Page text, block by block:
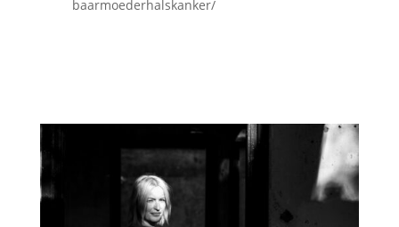
baarmoederhalskanker/